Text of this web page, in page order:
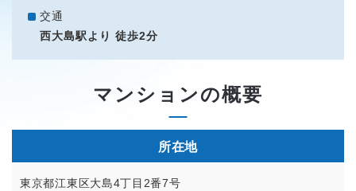
交通
西大島駅より 徒歩2分
マンションの概要
所在地
東京都江東区大島4丁目2番7号